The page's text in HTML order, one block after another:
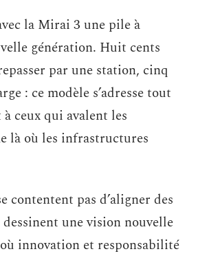
la Mirai 3 une pile à
génération. Huit cents
par une station, cinq
: ce modèle s’adresse tout
ceux qui avalent les
là où les infrastructures
contentent pas d’aligner des
dessinent une vision nouvelle
innovation et responsabilité